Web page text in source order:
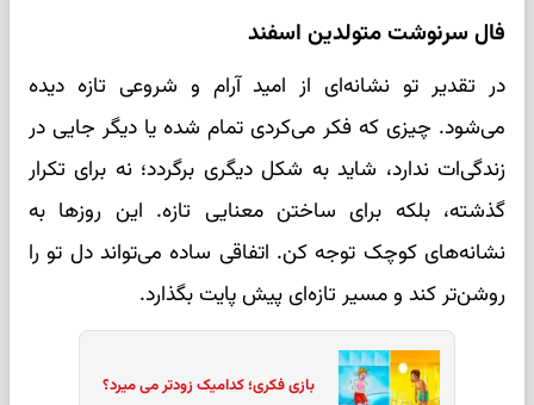
فال سرنوشت متولدین اسفند
در تقدیر تو نشانه‌ای از امید آرام و شروعی تازه دیده
می‌شود. چیزی که فکر می‌کردی تمام شده یا دیگر جایی در
زندگی‌ات ندارد، شاید به شکل دیگری برگردد؛ نه برای تکرار
گذشته، بلکه برای ساختن معنایی تازه. این روزها به
نشانه‌های کوچک توجه کن. اتفاقی ساده می‌تواند دل تو را
روشن‌تر کند و مسیر تازه‌ای پیش پایت بگذارد.
بازی فکری؛ کدامیک زودتر می میرد؟